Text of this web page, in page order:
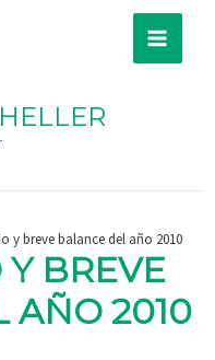
Main
y breve balance del año 2010
BREVE
AÑO 2010